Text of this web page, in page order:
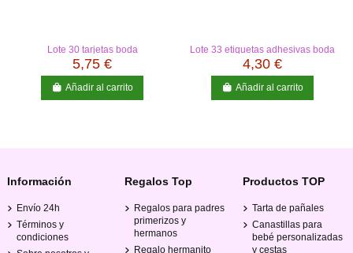
Lote 30 tarjetas boda
5,75 €
Añadir al carrito
Lote 33 etiquetas adhesivas boda
4,30 €
Añadir al carrito
Información
Envío 24h
Términos y
condiciones
Regalos Top
Regalos para padres
primerizos y
hermanos
Regalo hermanito
Productos TOP
Tarta de pañales
Canastillas para
bebé personalizadas
y cestas